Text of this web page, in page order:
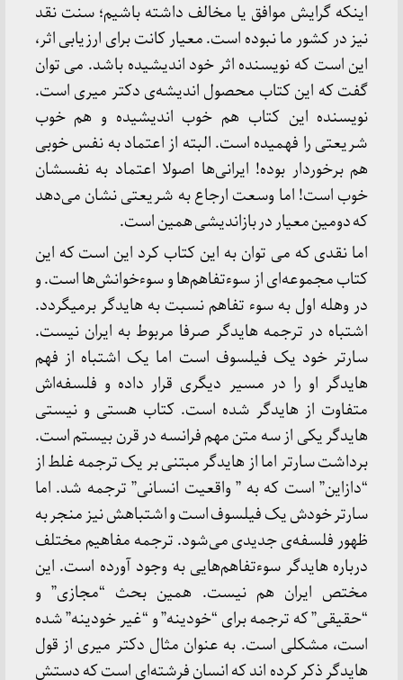
اینکه گرایش موافق یا مخالف داشته باشیم؛ سنت نقد
نیز در کشور ما نبوده است. معیار کانت برای ارزیابی اثر،
این است که نویسنده اثر خود اندیشیده باشد. می توان
گفت که این کتاب محصول اندیشه‌ی دکتر میری است.
نویسنده این کتاب هم خوب اندیشیده و هم خوب
شریعتی را فهمیده است. البته از اعتماد به نفس خوبی
هم برخوردار بوده! ایرانی‌ها اصولا اعتماد به نفسشان
خوب است! اما وسعت ارجاع به شریعتی نشان می‌دهد
که دومین معیار در بازاندیشی همین است.
اما نقدی که می توان به این کتاب کرد این است که این
کتاب مجموعه‌ای از سوءتفاهم‌ها و سوءخوانش‌ها است. و
در وهله اول به سوء تفاهم نسبت به هایدگر برمیگردد.
اشتباه در ترجمه هایدگر صرفا مربوط به ایران نیست.
سارتر خود یک فیلسوف است اما یک اشتباه از فهم
هایدگر او را در مسیر دیگری قرار داده و فلسفه‌اش
متفاوت از هایدگر شده است. کتاب هستی و نیستی
هایدگر یکی از سه متن مهم فرانسه در قرن بیستم است.
برداشت سارتر اما از هایدگر مبتنی بر یک ترجمه غلط از
“دازاین” است که به ” واقعیت انسانی” ترجمه شد. اما
سارتر خودش یک فیلسوف است و اشتباهش نیز منجر به
ظهور فلسفه‌ی جدیدی می‌شود. ترجمه مفاهیم مختلف
درباره هایدگر سوءتفاهم‌هایی به وجود آورده است. این
مختص ایران هم نیست. همین بحث “مجازی” و
“حقیقی” که ترجمه برای “خودینه” و “غیر خودینه” شده
است، مشکلی است. به عنوان مثال دکتر میری از قول
هایدگر ذکر کرده اند که انسان فرشته‌ای است که دستش